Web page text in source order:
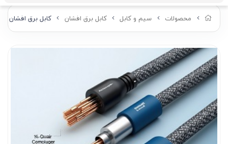
محصولات سیم و کابل کابل برق افشان کابل برق افشان 3 در 16 سیمکو